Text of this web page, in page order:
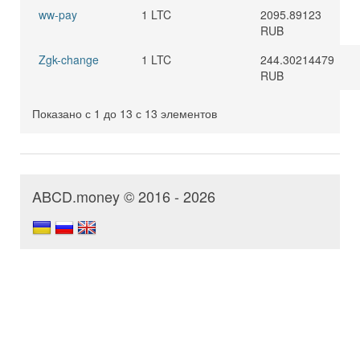
ww-pay
1 LTC
2095.89123
RUB
Zgk-change
1 LTC
244.30214479
RUB
Показано с 1 до 13 с 13 элементов
ABCD.money © 2016 - 2026